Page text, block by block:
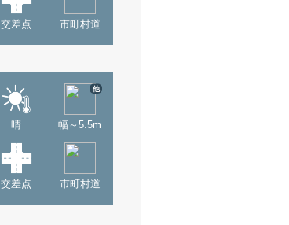
交差点 市町村道
晴 幅～5.5m
他
交差点 市町村道